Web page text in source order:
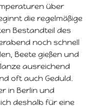
über
die regelmäßige
Bestandteil des
noch schnell
Beete gießen und
ausreichend
oft auch Geduld.
in Berlin und
deshalb für eine